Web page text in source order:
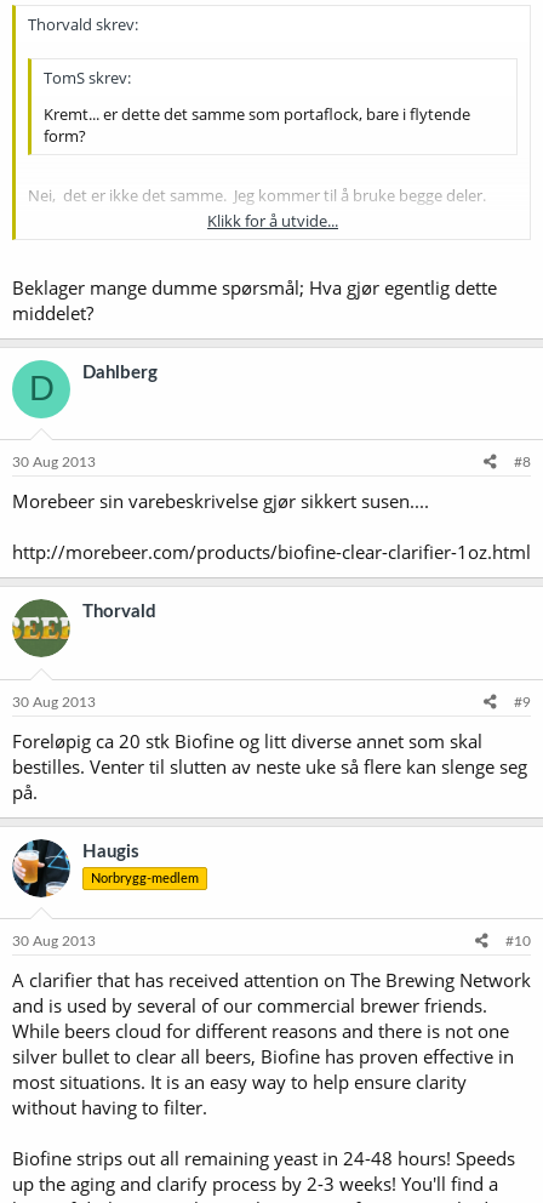
Thorvald skrev:
TomS skrev:
Kremt... er dette det samme som portaflock, bare i flytende
form?
Nei, det er ikke det samme. Jeg kommer til å bruke begge deler.
Klikk for å utvide...
Beklager mange dumme spørsmål; Hva gjør egentlig dette
middelet?
D Dahlberg
30 Aug 2013 #8
Morebeer sin varebeskrivelse gjør sikkert susen....
http://morebeer.com/products/biofine-clear-clarifier-1oz.html
Thorvald
30 Aug 2013 #9
Foreløpig ca 20 stk Biofine og litt diverse annet som skal
bestilles. Venter til slutten av neste uke så flere kan slenge seg
på.
Haugis
Norbrygg-medlem
30 Aug 2013 #10
A clarifier that has received attention on The Brewing Network
and is used by several of our commercial brewer friends.
While beers cloud for different reasons and there is not one
silver bullet to clear all beers, Biofine has proven effective in
most situations. It is an easy way to help ensure clarity
without having to filter.
Biofine strips out all remaining yeast in 24-48 hours! Speeds
up the aging and clarify process by 2-3 weeks! You'll find a